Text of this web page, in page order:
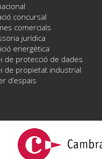
concursal
comercials
jurídica
energètica
de protecció de dades
de propietat industrial
d’espais